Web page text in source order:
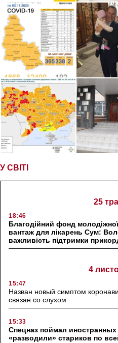
У СВІТІ
25
18:46
Благодійний фонд
вантаж для лікарень Сум:
важливість підтримки
4
15:47
Назван новый симптом
связан со слухом
15:33
Спецназ поймал
«разводили» стариков по